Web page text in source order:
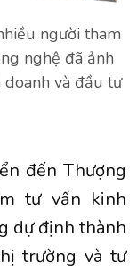
người tham
nghệ đã ảnh
và đầu tư
đến Thượng
tư vấn kinh
dự định thành
trường và tư